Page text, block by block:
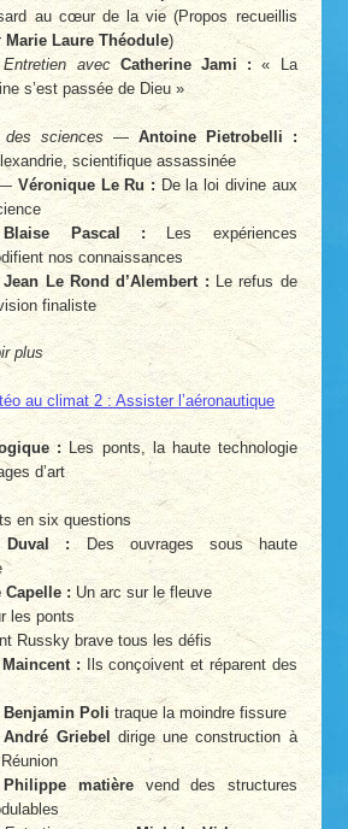
au cœur de la vie (Propos recueillis
Marie Laure Théodule)
Entretien avec Catherine Jami : « La
s’est passée de Dieu »
des sciences —Antoine Pietrobelli :
scientifique assassinée
Véronique Le Ru : De la loi divine aux
Blaise Pascal : Les expériences
nos connaissances
Jean Le Rond d’Alembert :Le refus de
finaliste
plus
au climat 2 : Assister l’aéronautique
: Les ponts, la haute technologie
d’art
en six questions
Duval : Des ouvrages sous haute
Capelle :Un arc sur le fleuve
les ponts
Russky brave tous les défis
:Ils conçoivent et réparent des
Benjamin Poli traque la moindre fissure
André Griebel
dirige une construction à
Réunion
Philippe matièrevend des structures